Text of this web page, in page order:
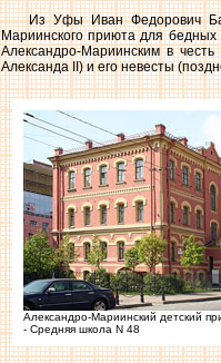
Из Уфы Иван Федорович
Мариинского приюта для
Александро-Мариинским в
Александа II) и его невесты
Александро-Мариинский детский
- Средняя школа N 48